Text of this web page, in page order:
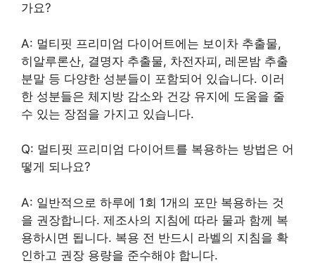
가요?
A: 멀티핏 프리미엄 다이어트에는 보이차 추출물,
히알루론산, 결명자 추출물, 차전자피, 레몬밤 추출
분말 등 다양한 성분들이 포함되어 있습니다. 이러
한 성분들은 체지방 감소와 건강 유지에 도움을 줄
수 있는 장점을 가지고 있습니다.
Q: 멀티핏 프리미엄 다이어트를 복용하는 방법은 어
떻게 되나요?
A: 일반적으로 하루에 1회 1개의 포만 복용하는 것
을 권장합니다. 제조사의 지침에 따라 물과 함께 복
용하시면 됩니다. 복용 전 반드시 라벨의 지침을 확
인하고 권장 용량을 준수해야 합니다.